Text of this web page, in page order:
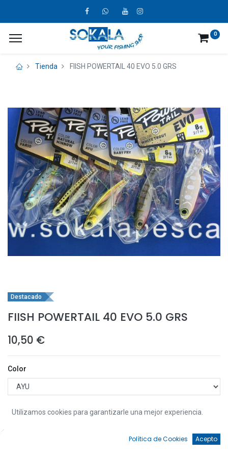
0
Tienda FIISH POWERTAIL 40 EVO 5.0 GRS
Destacado
FIISH POWERTAIL 40 EVO 5.0 GRS
10,50 €
Color
Añadir a la Cesta
Utilizamos cookies para garantizarle una mejor experiencia.
Política de Cookies Acepto